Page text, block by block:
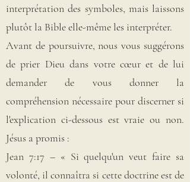
interprétation des symboles, mais laissons
plutôt la Bible elle-même les interpréter.
Avant de poursuivre, nous vous suggérons
de prier Dieu dans votre cœur et de lui
demander de vous donner la
compréhension nécessaire pour discerner si
l'explication ci-dessous est vraie ou non.
Jésus a promis :
Jean 7:17 – « Si quelqu'un veut faire sa
volonté, il connaîtra si cette doctrine est de